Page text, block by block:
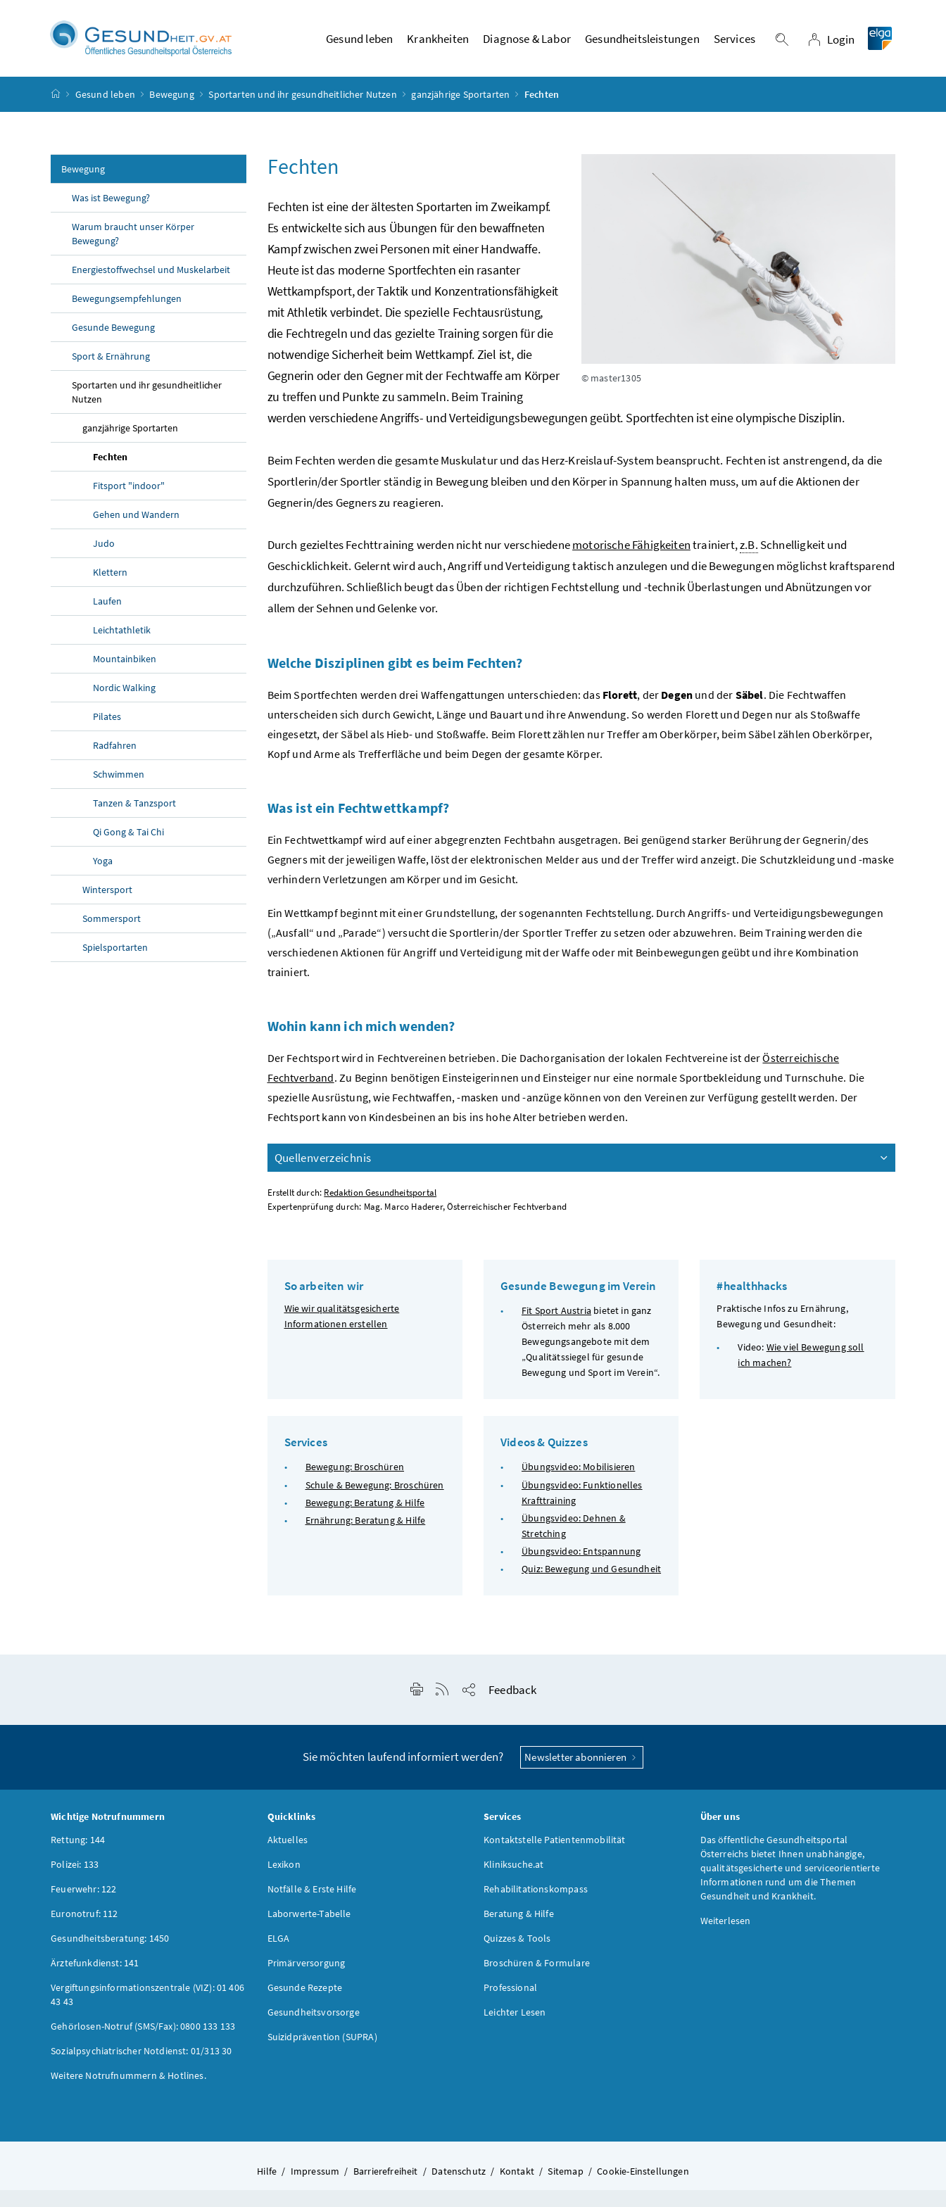
Gesund leben Krankheiten Diagnose & Labor Gesundheitsleistungen Services Suche einblenden
Login
Login
Startseite
Gesund leben Bewegung Sportarten und ihr gesundheitlicher Nutzen ganzjährige Sportarten Fechten
Bewegung
Was ist Bewegung?
Warum braucht unser Körper
Bewegung?
Energiestoffwechsel und Muskelarbeit
Bewegungsempfehlungen
Gesunde Bewegung
Sport & Ernährung
Sportarten und ihr gesundheitlicher
Nutzen
ganzjährige Sportarten
Fechten
Fitsport "indoor"
Gehen und Wandern
Judo
Klettern
Laufen
Leichtathletik
Mountainbiken
Nordic Walking
Pilates
Radfahren
Schwimmen
Tanzen & Tanzsport
Qi Gong & Tai Chi
Yoga
Wintersport
Sommersport
Spielsportarten
© master1305
Fechten
Fechten ist eine der ältesten Sportarten im Zweikampf.
Es entwickelte sich aus Übungen für den bewaffneten
Kampf zwischen zwei Personen mit einer Handwaffe.
Heute ist das moderne Sportfechten ein rasanter
Wettkampfsport, der Taktik und Konzentrationsfähigkeit
mit Athletik verbindet. Die spezielle Fechtausrüstung,
die Fechtregeln und das gezielte Training sorgen für die
notwendige Sicherheit beim Wettkampf. Ziel ist, die
Gegnerin oder den Gegner mit der Fechtwaffe am Körper
zu treffen und Punkte zu sammeln. Beim Training
werden verschiedene Angriffs- und Verteidigungsbewegungen geübt. Sportfechten ist eine olympische Disziplin.
Beim Fechten werden die gesamte Muskulatur und das Herz-Kreislauf-System beansprucht. Fechten ist anstrengend, da die
Sportlerin/der Sportler ständig in Bewegung bleiben und den Körper in Spannung halten muss, um auf die Aktionen der
Gegnerin/des Gegners zu reagieren.
Durch gezieltes Fechttraining werden nicht nur verschiedenemotorische Fähigkeitentrainiert,z.B. Schnelligkeit und
Geschicklichkeit. Gelernt wird auch, Angriff und Verteidigung taktisch anzulegen und die Bewegungen möglichst kraftsparend
durchzuführen. Schließlich beugt das Üben der richtigen Fechtstellung und -technik Überlastungen und Abnützungen vor
allem der Sehnen und Gelenke vor.
Welche Disziplinen gibt es beim Fechten?
Beim Sportfechten werden drei Waffengattungen unterschieden: das Florett, der Degen und der Säbel. Die Fechtwaffen
unterscheiden sich durch Gewicht, Länge und Bauart und ihre Anwendung. So werden Florett und Degen nur als Stoßwaffe
eingesetzt, der Säbel als Hieb- und Stoßwaffe. Beim Florett zählen nur Treffer am Oberkörper, beim Säbel zählen Oberkörper,
Kopf und Arme als Trefferfläche und beim Degen der gesamte Körper.
Was ist ein Fechtwettkampf?
Ein Fechtwettkampf wird auf einer abgegrenzten Fechtbahn ausgetragen. Bei genügend starker Berührung der Gegnerin/des
Gegners mit der jeweiligen Waffe, löst der elektronischen Melder aus und der Treffer wird anzeigt. Die Schutzkleidung und -maske
verhindern Verletzungen am Körper und im Gesicht.
Ein Wettkampf beginnt mit einer Grundstellung, der sogenannten Fechtstellung. Durch Angriffs- und Verteidigungsbewegungen
(„Ausfall“ und „Parade“) versucht die Sportlerin/der Sportler Treffer zu setzen oder abzuwehren. Beim Training werden die
verschiedenen Aktionen für Angriff und Verteidigung mit der Waffe oder mit Beinbewegungen geübt und ihre Kombination
trainiert.
Wohin kann ich mich wenden?
Der Fechtsport wird in Fechtvereinen betrieben. Die Dachorganisation der lokalen Fechtvereine ist derÖsterreichische
Fechtverband. Zu Beginn benötigen Einsteigerinnen und Einsteiger nur eine normale Sportbekleidung und Turnschuhe. Die
spezielle Ausrüstung, wie Fechtwaffen, -masken und -anzüge können von den Vereinen zur Verfügung gestellt werden. Der
Fechtsport kann von Kindesbeinen an bis ins hohe Alter betrieben werden.
Quellenverzeichnis
Erstellt durch: Redaktion Gesundheitsportal
Expertenprüfung durch: Mag. Marco Haderer, Österreichischer Fechtverband
So arbeiten wir
Wie wir qualitätsgesicherte
Informationen erstellen
Gesunde Bewegung im Verein
Fit Sport Austria bietet in ganz
Österreich mehr als 8.000
Bewegungsangebote mit dem
„Qualitätssiegel für gesunde
Bewegung und Sport im Verein“.
#healthhacks
Praktische Infos zu Ernährung,
Bewegung und Gesundheit:
Video: Wie viel Bewegung soll
ich machen?
Services
Bewegung: Broschüren
Schule & Bewegung: Broschüren
Bewegung: Beratung & Hilfe
Ernährung: Beratung & Hilfe
Videos & Quizzes
Übungsvideo: Mobilisieren
Übungsvideo: Funktionelles
Krafttraining
Übungsvideo: Dehnen &
Stretching
Übungsvideo: Entspannung
Quiz: Bewegung und Gesundheit
Seite drucken
RSS-Feed anzeigen
Feedback
Sie möchten laufend informiert werden? Newsletter abonnieren
Wichtige Notrufnummern
Rettung: 144
Polizei: 133
Feuerwehr: 122
Euronotruf: 112
Gesundheitsberatung: 1450
Ärztefunkdienst: 141
Vergiftungsinformationszentrale (VIZ): 01 406
43 43
Gehörlosen-Notruf (SMS/Fax): 0800 133 133
Sozialpsychiatrischer Notdienst: 01/313 30
Weitere Notrufnummern & Hotlines.
Quicklinks
Aktuelles
Lexikon
Notfälle & Erste Hilfe
Laborwerte-Tabelle
ELGA
Primärversorgung
Gesunde Rezepte
Gesundheitsvorsorge
Suizidprävention (SUPRA)
Services
Kontaktstelle Patientenmobilität
Kliniksuche.at
Rehabilitationskompass
Beratung & Hilfe
Quizzes & Tools
Broschüren & Formulare
Professional
Leichter Lesen
Über uns
Das öffentliche Gesundheitsportal
Österreichs bietet Ihnen unabhängige,
qualitätsgesicherte und serviceorientierte
Informationen rund um die Themen
Gesundheit und Krankheit.
Weiterlesen
Hilfe / Impressum / Barrierefreiheit / Datenschutz / Kontakt / Sitemap / Cookie-Einstellungen